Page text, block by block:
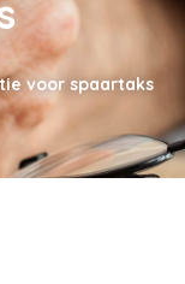
voor spaartaks